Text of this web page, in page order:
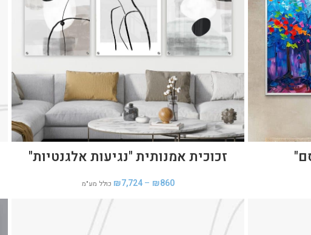
זכוכית אמנותית "נגיעות אלגנטיות"
₪860
–
₪7,724 כולל מע"מ